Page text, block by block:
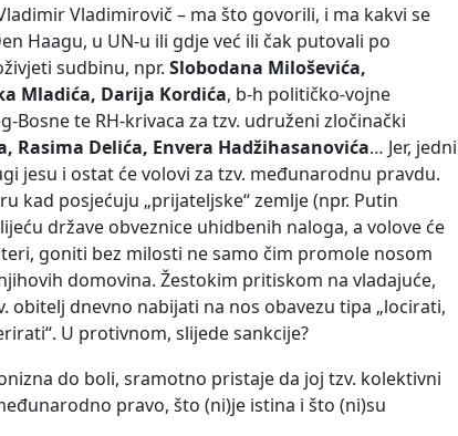
Vladimirovič – ma što govorili, i ma kakvi se
Haagu, u UN-u ili gdje već ili čak putovali po
sudbinu, npr. Slobodana Miloševića,
Mladića, Darija Kordića, b-h političko-vojne
Bosne te RH-krivaca za tzv. udruženi zločinački
Rasima Delića, Envera Hadžihasanovića… Jer, jedni
jesu i ostat će volovi za tzv. međunarodnu pravdu.
kad posjećuju „prijateljske“ zemlje (npr. Putin
države obveznice uhidbenih naloga, a volove će
goniti bez milosti ne samo čim promole nosom
domovina. Žestokim pritiskom na vladajuće,
obitelj dnevno nabijati na nos obavezu tipa „locirati,
U protivnom, slijede sankcije?
do boli, sramotno pristaje da joj tzv. kolektivni
pravo, što (ni)je istina i što (ni)su